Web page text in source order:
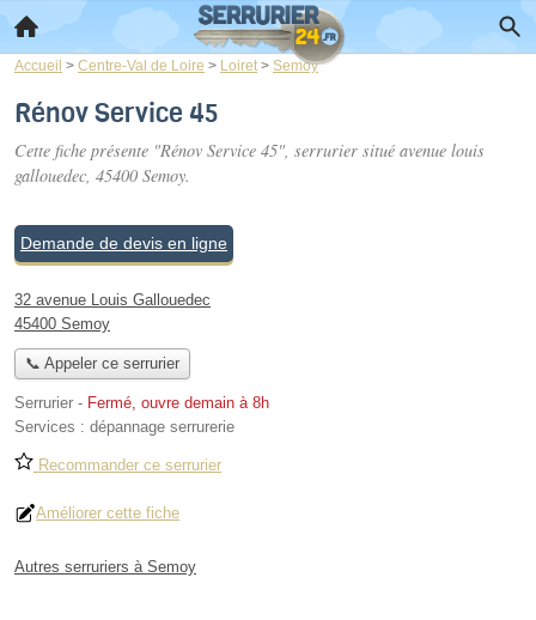
Accueil > Centre-Val de Loire > Loiret > Semoy
Rénov Service 45
Cette fiche présente "Rénov Service 45", serrurier situé avenue louis
gallouedec, 45400 Semoy.
Demande de devis en ligne
32 avenue Louis Gallouedec
45400 Semoy
📞 Appeler ce serrurier
Serrurier - Fermé, ouvre demain à 8h
Services : dépannage serrurerie
Recommander ce serrurier
Améliorer cette fiche
Autres serruriers à Semoy